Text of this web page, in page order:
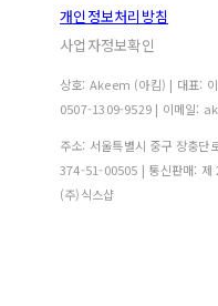
개인정보처리방침
사업자정보확인
상호: Akeem (아킴) | 대표:
0507-1309-9529 | 이메일:
주소: 서울특별시 중구 장충
374-51-00505 | 통신판매: 제
(주)식스샵